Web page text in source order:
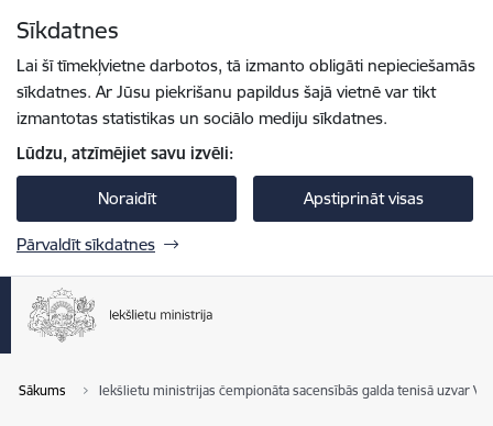
Sīkdatnes
Lai šī tīmekļvietne darbotos, tā izmanto obligāti nepieciešamās
sīkdatnes. Ar Jūsu piekrišanu papildus šajā vietnē var tikt
izmantotas statistikas un sociālo mediju sīkdatnes.
Lūdzu, atzīmējiet savu izvēli:
Noraidīt Apstiprināt visas
Pārvaldīt sīkdatnes
Sākums Iekšlietu ministrijas čempionāta sacensībās galda tenisā uzvar